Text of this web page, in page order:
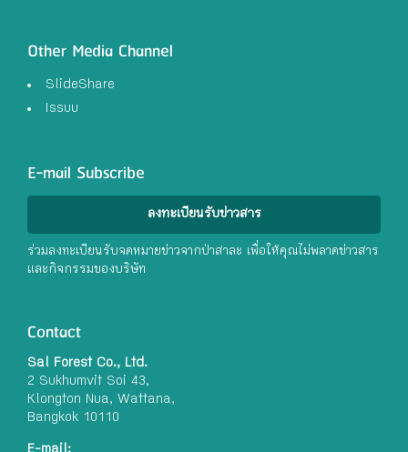
Other Media Channel
SlideShare
Issuu
E-mail Subscribe
ลงทะเบียนรับข่าวสาร
ร่วมลงทะเบียนรับจดหมายข่าวจากป่าสาละ เพื่อให้คุณไม่พลาดข่าวสาร
และกิจกรรมของบริษัท
Contact
Sal Forest Co., Ltd.
2 Sukhumvit Soi 43,
Klongton Nua, Wattana,
Bangkok 10110